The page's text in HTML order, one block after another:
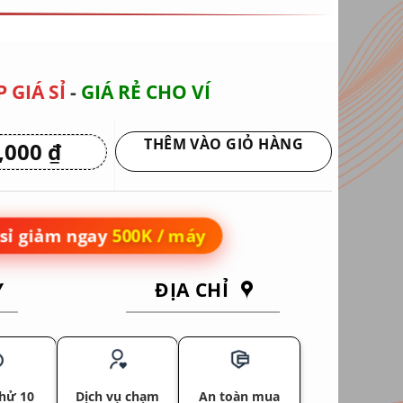
GIÁ SỈ- GIÁ RẺ CHO VÍ
₫Giá
tại
3,450,000 ₫.
THÊM VÀO GIỎ HÀNG
giảm ngay 500K / máy
ĐỊA CHỈ
10
Dịch vụ chạm
An toàn mua